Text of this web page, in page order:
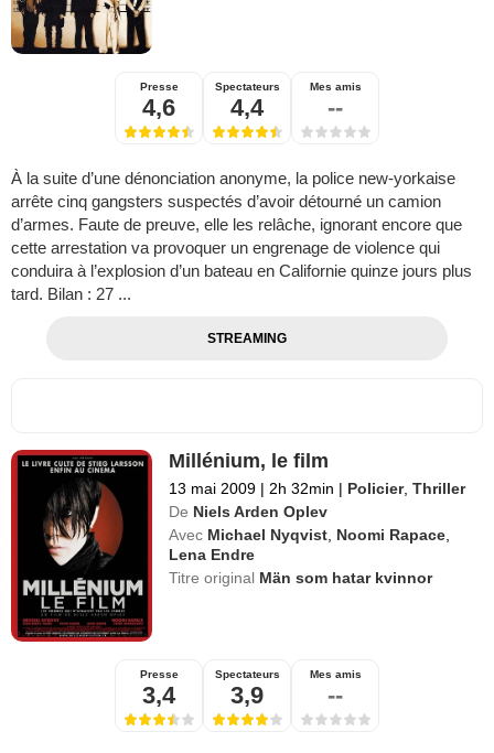
Presse
4,6
Spectateurs
4,4
Mes amis
--
À la suite d’une dénonciation anonyme, la police new-yorkaise
arrête cinq gangsters suspectés d’avoir détourné un camion
d’armes. Faute de preuve, elle les relâche, ignorant encore que
cette arrestation va provoquer un engrenage de violence qui
conduira à l’explosion d’un bateau en Californie quinze jours plus
tard. Bilan : 27 ...
STREAMING
Millénium, le film
13 mai 2009 | 2h 32min | Policier,Thriller
De Niels Arden Oplev
Avec Michael Nyqvist Noomi Rapace
Lena Endre
Titre original Män som hatar kvinnor
Presse
3,4
Spectateurs
3,9
Mes amis
--